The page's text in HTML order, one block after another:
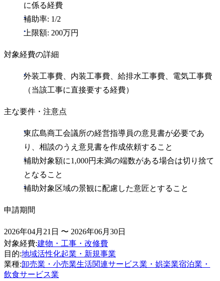
に係る経費
補助率: 1/2
上限額: 200万円
対象経費の詳細
外装工事費、内装工事費、給排水工事費、電気工事費
（当該工事に直接要する経費）
主な要件・注意点
東広島商工会議所の経営指導員の意見書が必要であ
り、相談のうえ意見書を作成依頼すること
補助対象額に1,000円未満の端数がある場合は切り捨て
となること
補助対象区域の景観に配慮した意匠とすること
申請期間
2026年04月21日 〜 2026年06月30日
対象経費:建物・工事・改修費
目的:地域活性化起業・新規事業
業種:卸売業・小売業生活関連サービス業・娯楽業宿泊業・
飲食サービス業